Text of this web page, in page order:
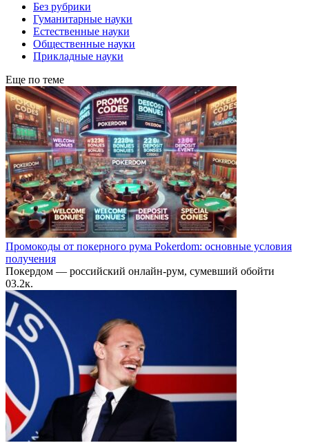
Без рубрики
Гуманитарные науки
Естественные науки
Общественные науки
Прикладные науки
Еще по теме
Промокоды от покерного рума Pokerdom: основные условия
получения
Покердом — российский онлайн-рум, сумевший обойти
03.2к.